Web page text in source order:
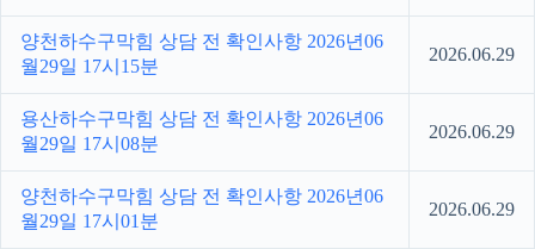
양천하수구막힘 상담 전 확인사항 2026년06
월29일 17시15분
2026.06.29
용산하수구막힘 상담 전 확인사항 2026년06
월29일 17시08분
2026.06.29
양천하수구막힘 상담 전 확인사항 2026년06
월29일 17시01분
2026.06.29